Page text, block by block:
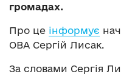
громадах.
Про це інформує
ОВА Сергій Лисак.
За словами Сергія